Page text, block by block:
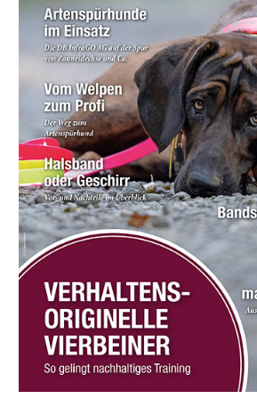
Praxisbetriebe
Leistungsnachweis
FAQ
Geschichte
Tiergestützte Intervention
Praxisbetriebe
Multimedia
Audios: BHV Podcast
Videos: Online-
Service
Downloads für Hundetrainer
Hundetrainer werden im
Neuigkeiten
Archiv
Mitgliederbetriebe
HundehalterWissen und